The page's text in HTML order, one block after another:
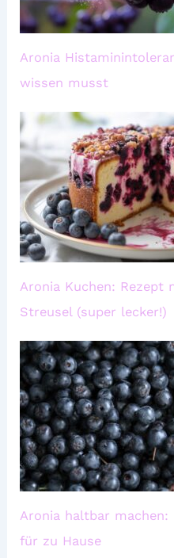
Aronia
wissen musst
Aronia Kuchen: Rezept
Streusel (super lecker!)
Aronia haltbar machen:
für zu Hause